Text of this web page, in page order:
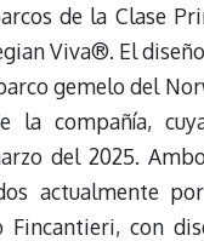
de la Clase
Viva®. El
gemelo del
la compañía,
del 2025.
actualmente
con